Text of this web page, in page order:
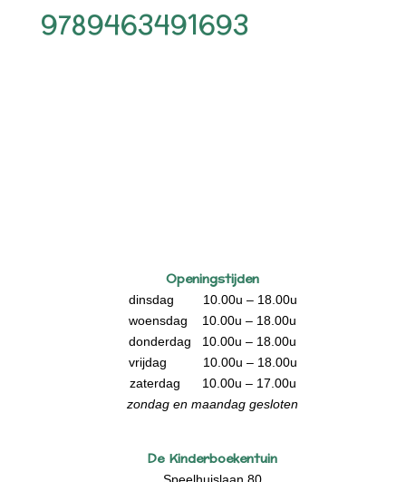
9789463491693
Openingstijden
dinsdag 10.00u – 18.00u
woensdag 10.00u – 18.00u
donderdag 10.00u – 18.00u
vrijdag 10.00u – 18.00u
zaterdag 10.00u – 17.00u
zondag en maandag gesloten
De Kinderboekentuin